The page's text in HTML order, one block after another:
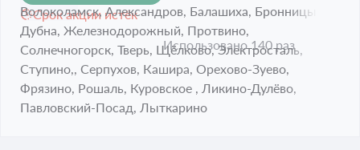
Срок акции истёк
Волоколамск, Александров, Балашиха, Бронницы,
Дубна, Железнодорожный, Протвино,
Солнечногорск, Тверь, Щёлково, Электросталь,
Ступино,, Серпухов, Кашира, Орехово-Зуево,
Фрязино, Рошаль, Куровское , Ликино-Дулёво,
Павловский-Посад, Лыткарино
Использовано 140 раз